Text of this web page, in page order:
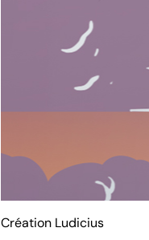
Création Ludicius